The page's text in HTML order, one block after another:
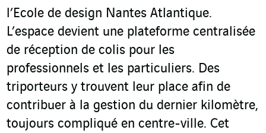
l’Ecole de design Nantes Atlantique.
L’espace devient une plateforme centralisée
de réception de colis pour les
professionnels et les particuliers. Des
triporteurs y trouvent leur place afin de
contribuer à la gestion du dernier kilomètre,
toujours compliqué en centre-ville. Cet